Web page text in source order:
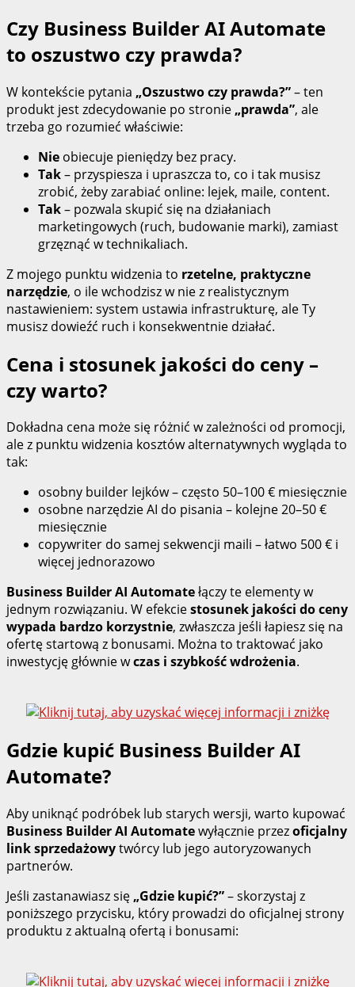
Czy Business Builder AI Automate
to oszustwo czy prawda?
W kontekście pytania „Oszustwo czy prawda?”– ten
produkt jest zdecydowanie po stronie „prawda”, ale
trzeba go rozumieć właściwie:
Nie obiecuje pieniędzy bez pracy.
Tak– przyspiesza i upraszcza to, co i tak musisz
zrobić, żeby zarabiać online: lejek, maile, content.
Tak– pozwala skupić się na działaniach
marketingowych (ruch, budowanie marki), zamiast
grzęznąć w technikaliach.
Z mojego punktu widzenia to rzetelne, praktyczne
narzędzie, o ile wchodzisz w nie z realistycznym
nastawieniem: system ustawia infrastrukturę, ale Ty
musisz dowieźć ruch i konsekwentnie działać.
Cena i stosunek jakości do ceny –
czy warto?
Dokładna cena może się różnić w zależności od promocji,
ale z punktu widzenia kosztów alternatywnych wygląda to
tak:
osobny builder lejków – często 50–100 € miesięcznie
osobne narzędzie AI do pisania – kolejne 20–50 €
miesięcznie
copywriter do samej sekwencji maili – łatwo 500 € i
więcej jednorazowo
Business Builder AI Automatełączy te elementy w
jednym rozwiązaniu. W efekciestosunek jakości do ceny
wypada bardzo korzystnie, zwłaszcza jeśli łapiesz się na
ofertę startową z bonusami. Można to traktować jako
inwestycję głównie wczas i szybkość wdrożenia.
Gdzie kupić Business Builder AI
Automate?
Aby uniknąć podróbek lub starych wersji, warto kupować
Business Builder AI Automatewyłącznie przezoficjalny
link sprzedażowytwórcy lub jego autoryzowanych
partnerów.
Jeśli zastanawiasz się „Gdzie kupić?”– skorzystaj z
poniższego przycisku, który prowadzi do oficjalnej strony
produktu z aktualną ofertą i bonusami: